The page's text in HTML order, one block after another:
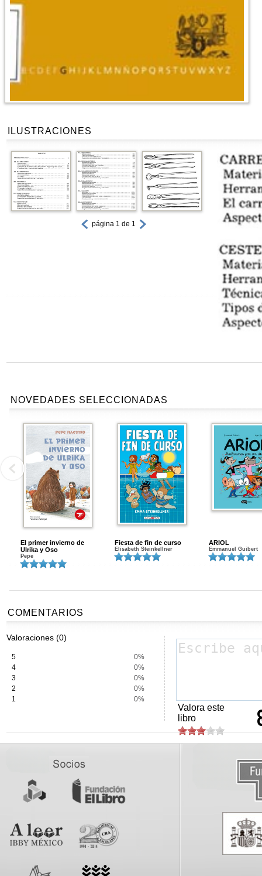
ILUSTRACIONES
página 1 de 1
NOVEDADES SELECCIONADAS
El primer invierno de
Ulrika y Oso
Pepe
Fiesta de fin de curso
Elisabeth Steinkellner
ARIOL
Emmanuel Guibert
COMENTARIOS
Valoraciones (0)
5
0%
4
0%
3
0%
2
0%
1
0%
Valora este
libro